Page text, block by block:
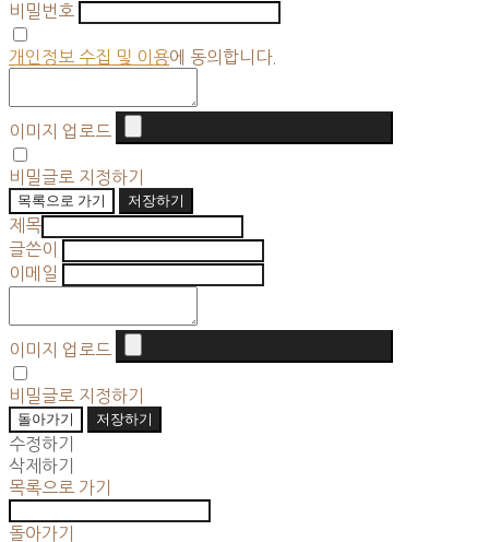
비밀번호
개인정보 수집 및 이용에 동의합니다.
이미지 업로드
비밀글로 지정하기
목록으로 가기
저장하기
제목
글쓴이
이메일
이미지 업로드
비밀글로 지정하기
돌아가기
저장하기
수정하기
삭제하기
목록으로 가기
돌아가기